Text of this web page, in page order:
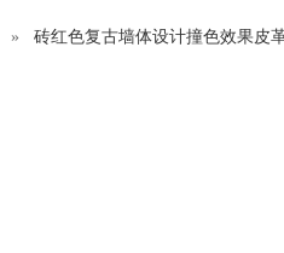
» 砖红色复古墙体设计撞色效果皮